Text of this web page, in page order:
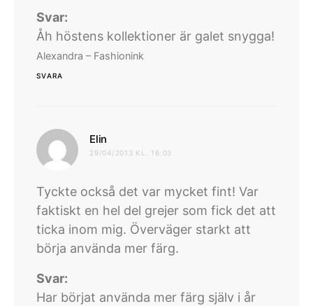
Svar:
Åh höstens kollektioner är galet snygga!
Alexandra – Fashionink
SVARA
Elin
29/04/2013 KL. 16:03
Tyckte också det var mycket fint! Var
faktiskt en hel del grejer som fick det att
ticka inom mig. Överväger starkt att
börja använda mer färg.
Svar:
Har börjat använda mer färg själv i år